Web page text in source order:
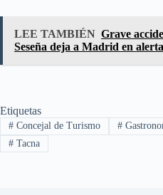
LEE TAMBIÉN Grave
Seseña deja a Madrid en alerta
Etiquetas
#Concejal de Turismo #
#Tacna